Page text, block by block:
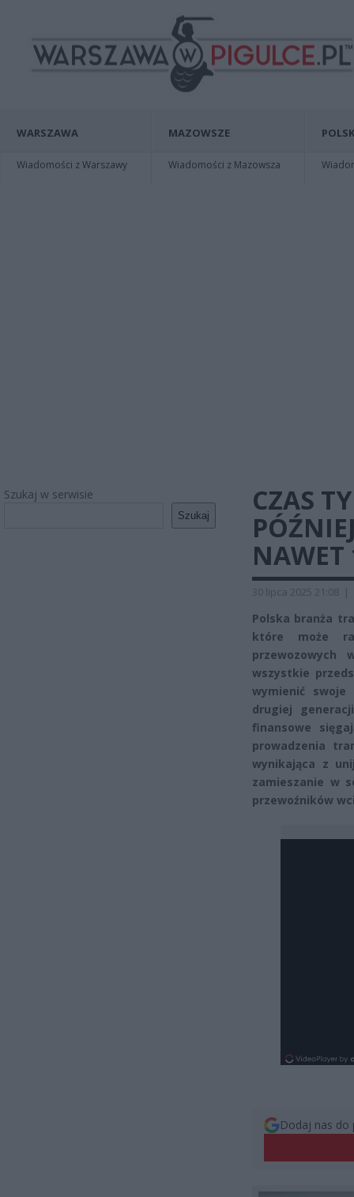
WARSZAWA
Wiadomości z Warszawy
MAZOWSZE
Wiadomości z Mazowsza
Szukaj w serwisie
Szukaj
CZAS
NAWET
30 lipca 2025 21:08 |
Polska branża
które może
przewozowych
wszystkie
wymienić swoje
drugiej
finansowe
prowadzenia
wynikająca z
zamieszanie w
przewoźników
Dodaj nas do